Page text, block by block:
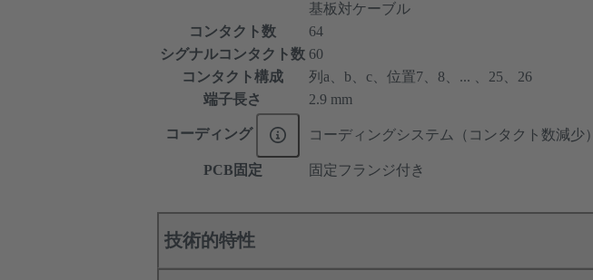
基板対ケーブル
コンタクト数
64
シグナルコンタクト数 60
コンタクト構成
列a、b、c、位置7、8、... 、25、26
端子長さ
2.9 mm
コーディング コーディングシステム（コンタクト数減少）
PCB固定 固定フランジ付き
技術的特性